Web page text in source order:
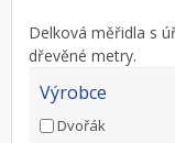
Delková měřidla s
dřevěné metry.
Výrobce
Dvořák